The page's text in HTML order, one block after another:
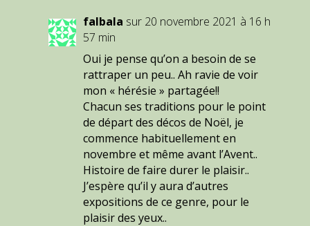
falbala sur 20 novembre 2021 à 16 h
57 min
Oui je pense qu’on a besoin de se
rattraper un peu.. Ah ravie de voir
mon « hérésie » partagée!!
Chacun ses traditions pour le point
de départ des décos de Noël, je
commence habituellement en
novembre et même avant l’Avent..
Histoire de faire durer le plaisir..
J’espère qu’il y aura d’autres
expositions de ce genre, pour le
plaisir des yeux..